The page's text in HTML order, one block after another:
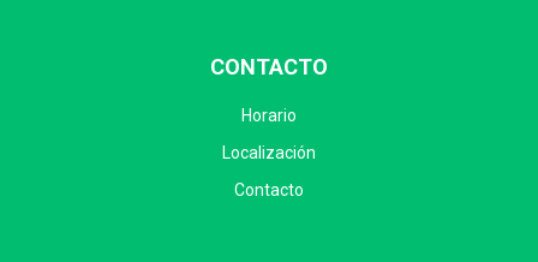
CONTACTO
Horario
Localización
Contacto